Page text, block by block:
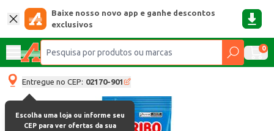
Baixe nosso novo app e ganhe descontos
exclusivos
0
Entregue no CEP: 02170-901
Escolha uma loja ou informe seu
CEP para ver ofertas da sua